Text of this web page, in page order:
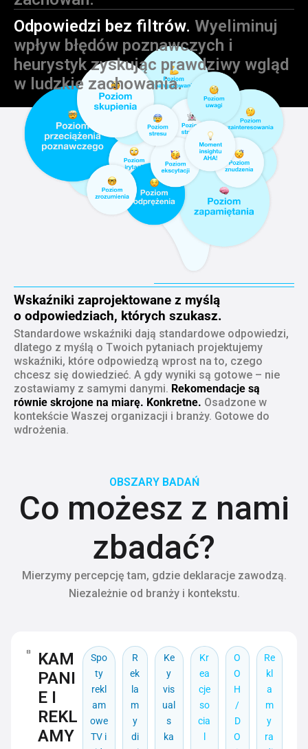
Odpowiedzi bez filtrów. Wyeliminuj
wpływ błędów poznawczych i
heurystyk zyskując prawdziwy wgląd
w ludzkie zachowania.
Wskaźniki zaprojektowane z myślą
o odpowiedziach, których szukasz.
Standardowe wskaźniki dają standardowe odpowiedzi,
dlatego z myślą o Twoich pytaniach projektujemy
wskaźniki, które odpowiedzą wprost na to, czego
chcesz się dowiedzieć. A gdy wyniki są gotowe – nie
zostawiamy z samymi danymi. Rekomendacje są
równie skrojone na miarę. Konkretne. Osadzone w
kontekście Waszej organizacji i branży. Gotowe do
wdrożenia.
OBSZARY BADAŃ
Co możesz z nami
zbadać?
Mierzymy percepcję tam, gdzie deklaracje zawodzą.
Niezależnie od branży i kontekstu.
KAM
PANI
E I
REKL
AMY
Spo
ty
rekl
am
owe
TV i
R
ek
la
m
y
di
Ke
y
vis
ual
s
ka
Kr
ea
cje
so
cia
O
O
H
/
D
O
Re
kl
a
m
y
ra